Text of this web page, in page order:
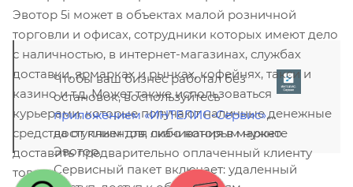
Эвотор 5i может в объектах малой розничной
торговли и офисах, сотрудники которых имеют дело
с наличностью, в интернет-магазинах, службах
доставки, ярмарках и рынках, кофейнях, такси и
казино и т.д. Может также использоваться
курьерами, которые получают наличные денежные
средства от клиентов, либо которым нужно
доставить предварительно оплаченный клиенту
товар.
Чтобы ваш бизнес работал без
остановок, воспользуйтесь
приложением «ИНТЕЛИС-Сервис»,
доступным для скачивания в маркете
Эвотор.
Сервисный пакет включает: удаленный